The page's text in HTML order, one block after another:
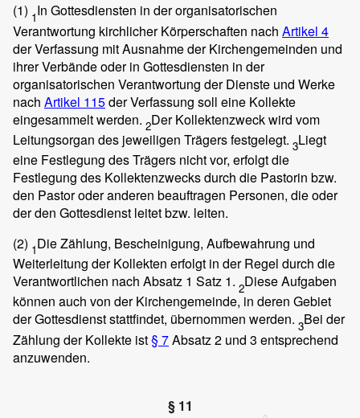
(1) 1In Gottesdiensten in der organisatorischen
Verantwortung kirchlicher Körperschaften nach Artikel 4
der Verfassung mit Ausnahme der Kirchengemeinden und
ihrer Verbände oder in Gottesdiensten in der
organisatorischen Verantwortung der Dienste und Werke
nach Artikel 115der Verfassung soll eine Kollekte
eingesammelt werden. 2Der Kollektenzweck wird vom
Leitungsorgan des jeweiligen Trägers festgelegt. 3Liegt
eine Festlegung des Trägers nicht vor, erfolgt die
Festlegung des Kollektenzwecks durch die Pastorin bzw.
den Pastor oder anderen beauftragen Personen, die oder
der den Gottesdienst leitet bzw. leiten.
(2) 1Die Zählung, Bescheinigung, Aufbewahrung und
Weiterleitung der Kollekten erfolgt in der Regel durch die
Verantwortlichen nach Absatz 1 Satz 1. 2Diese Aufgaben
können auch von der Kirchengemeinde, in deren Gebiet
der Gottesdienst stattfindet, übernommen werden. 3Bei der
Zählung der Kollekte ist§ 7Absatz 2 und 3 entsprechend
anzuwenden.
§ 11